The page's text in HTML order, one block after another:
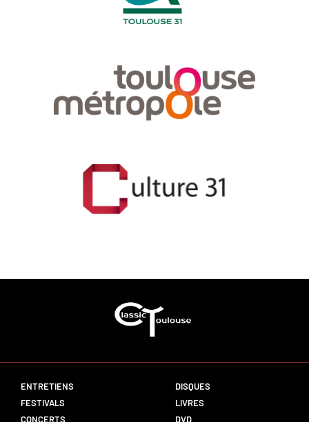
ENTRETIENS
FESTIVALS
CONCERTS
DISQUES
LIVRES
DVD